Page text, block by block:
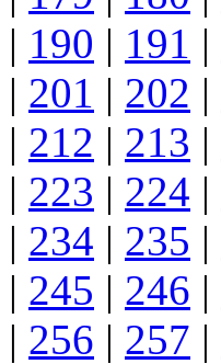
| 190 | 191 |
| 201 | 202 |
| 212 | 213 |
| 223 | 224 |
| 234 | 235 |
| 245 | 246 |
| 256 | 257 |